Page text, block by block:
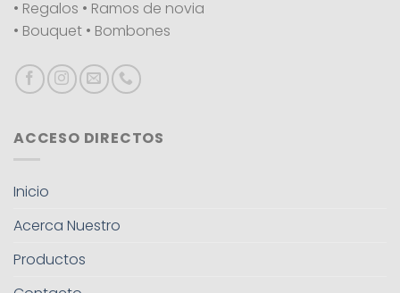
• Regalos • Ramos de novia
• Bouquet • Bombones
ACCESO DIRECTOS
Inicio
Acerca Nuestro
Productos